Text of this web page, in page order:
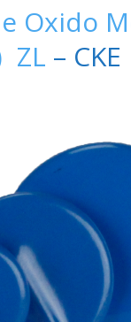
Oxido
ZL – CKE